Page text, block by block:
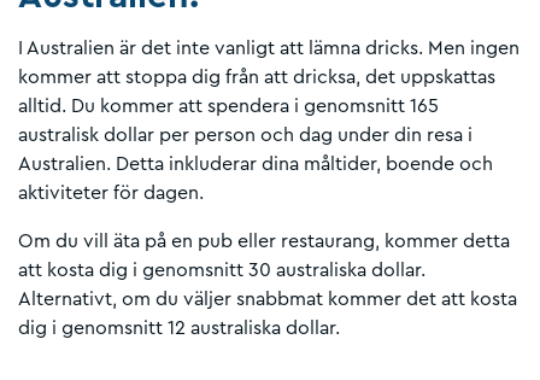
I Australien är det inte vanligt att lämna dricks. Men ingen
kommer att stoppa dig från att dricksa, det uppskattas
alltid. Du kommer att spendera i genomsnitt 165
australisk dollar per person och dag under din resa i
Australien. Detta inkluderar dina måltider, boende och
aktiviteter för dagen.
Om du vill äta på en pub eller restaurang, kommer detta
att kosta dig i genomsnitt 30 australiska dollar.
Alternativt, om du väljer snabbmat kommer det att kosta
dig i genomsnitt 12 australiska dollar.